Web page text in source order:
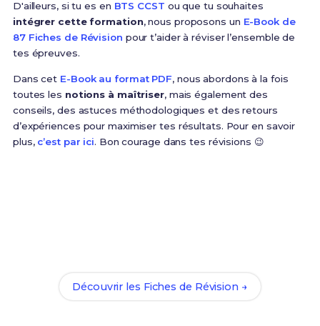
D'ailleurs, si tu es en BTS CCST ou que tu souhaites
intégrer cette formation, nous proposons un E-Book de
87 Fiches de Révision pour t’aider à réviser l’ensemble de
tes épreuves.
Dans cet E-Book au format PDF, nous abordons à la fois
toutes les notions à maîtriser, mais également des
conseils, des astuces méthodologiques et des retours
d’expériences pour maximiser tes résultats. Pour en savoir
plus, c’est par ici. Bon courage dans tes révisions 😉
Découvrir les Fiches de Révision →